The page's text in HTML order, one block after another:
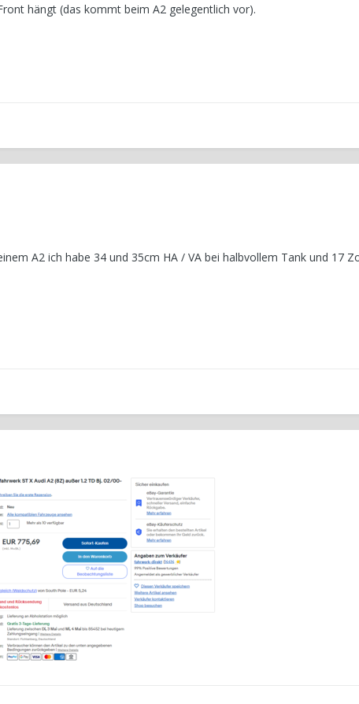
hängt (das kommt beim A2 gelegentlich vor).
A2 ich habe 34 und 35cm HA / VA bei halbvollem Tank und 17